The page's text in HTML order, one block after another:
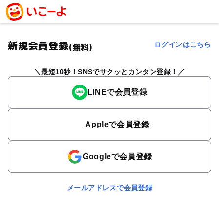
新規会員登録(無料) ログインはこちら
最短10秒！SNSでサクッとカンタン登録！
LINEで会員登録
Appleで会員登録
Googleで会員登録
メールアドレスで会員登録